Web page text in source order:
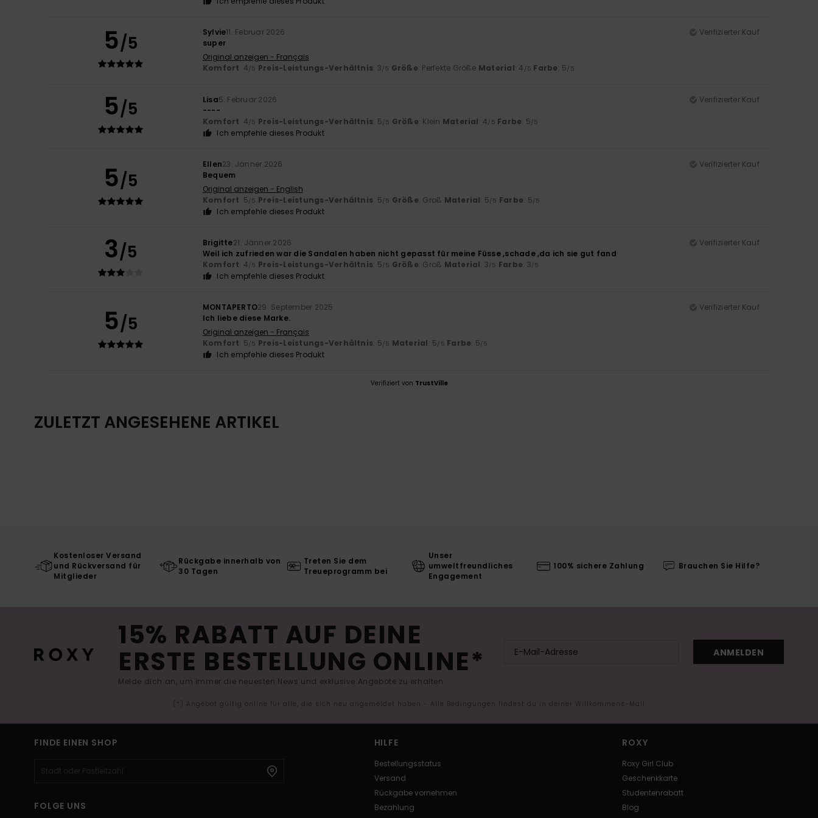
5/5 Sylvie11. Februar 2026
Verifizierter Kauf
super
Original anzeigen - Français
Komfort: 4/5 Preis-Leistungs-Verhältnis: 3/5 Größe: Perfekte Größe Material: 4 /5 Farbe: 5/5
5/5 Lisa5. Februar 2026
Verifizierter Kauf
----
Komfort: 4/5 Preis-Leistungs-Verhältnis: 5/5 Größe: Klein Material: 4/5 Farbe: 5/5
Ich empfehle dieses Produkt
5/5
Ellen23. Jänner 2026
Verifizierter Kauf
Bequem
Original anzeigen - English
Komfort: 5/5 Preis-Leistungs-Verhältnis: 5/5 Größe: Groß Material: 5/5 Farbe: 5/5
Ich empfehle dieses Produkt
3/5 Brigitte21. Jänner 2026
Verifizierter Kauf
Weil ich zufrieden war die Sandalen haben nicht gepasst für meine Füsse ,schade ,da ich sie gut fand
Komfort: 4/5 Preis-Leistungs-Verhältnis: 5/5 Größe: Groß Material: 3/5 Farbe: 3/5
Ich empfehle dieses Produkt
5/5
MONTAPERTO29. September 2025
Verifizierter Kauf
Ich liebe diese Marke.
Original anzeigen - Français
Komfort: 5/5 Preis-Leistungs-Verhältnis: 5/5 Material: 5/5 Farbe: 5/5
Ich empfehle dieses Produkt
Verifiziert von TrustVille
ZULETZT ANGESEHENE ARTIKEL
Kostenloser Versand
und Rückversand für
Mitglieder
Rückgabe innerhalb von
30 Tagen
Treten Sie dem
Treueprogramm bei
Unser
umweltfreundliches
Engagement
100% sichere Zahlung Brauchen Sie Hilfe?
15% RABATT AUF DEINE
ERSTE BESTELLUNG ONLINE*
Melde dich an, um immer die neuesten News und exklusive Angebote zu erhalten.
ANMELDEN
(*) Angebot gültig online für alle, die sich neu angemeldet haben - Alle Bedingungen findest du in deiner Willkommens-Mail
FINDE EINEN SHOP
FOLGE UNS
HILFE
Bestellungsstatus
Versand
Rückgabe vornehmen
Bezahlung
ROXY
Roxy Girl Club
Geschenkkarte
Studentenrabatt
Blog